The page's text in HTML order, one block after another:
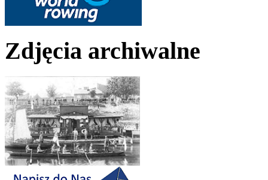
Zdjęcia archiwalne